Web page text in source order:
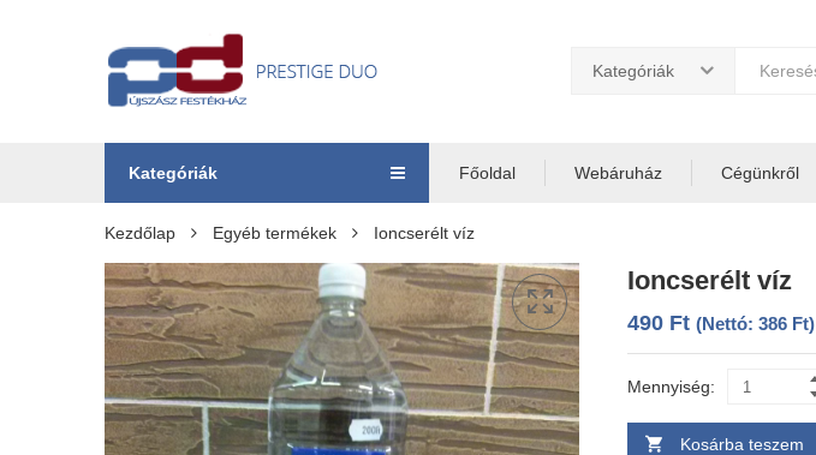
Kategóriák
Kategóriák Főoldal Webáruház Cégünkről
Kezdőlap Egyéb termékek Ioncserélt víz
Ioncserélt víz
490 Ft (Nettó: 386 Ft)
Mennyiség:
Kosárba teszem